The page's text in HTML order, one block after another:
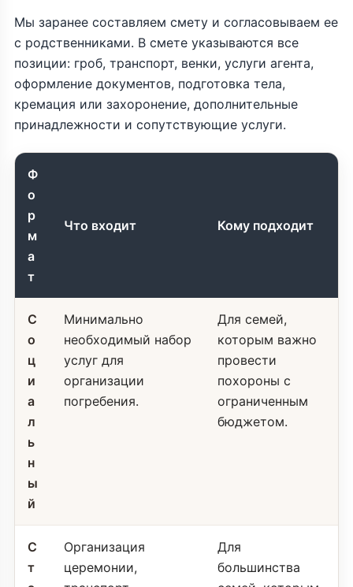
Мы заранее составляем смету и согласовываем ее
с родственниками. В смете указываются все
позиции: гроб, транспорт, венки, услуги агента,
оформление документов, подготовка тела,
кремация или захоронение, дополнительные
принадлежности и сопутствующие услуги.
Ф
о
р
м
а
т
Что входит Кому подходит
С
о
ц
и
а
л
ь
н
ы
й
Минимально
необходимый набор
услуг для
организации
погребения.
Для семей,
которым важно
провести
похороны с
ограниченным
бюджетом.
С
т
Организация
церемонии,
Для
большинства